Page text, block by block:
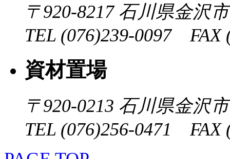
〒920-8217 石川県金沢
TEL (076)239-0097 FAX
資材置場
〒920-0213 石川県金沢
TEL (076)256-0471 FAX